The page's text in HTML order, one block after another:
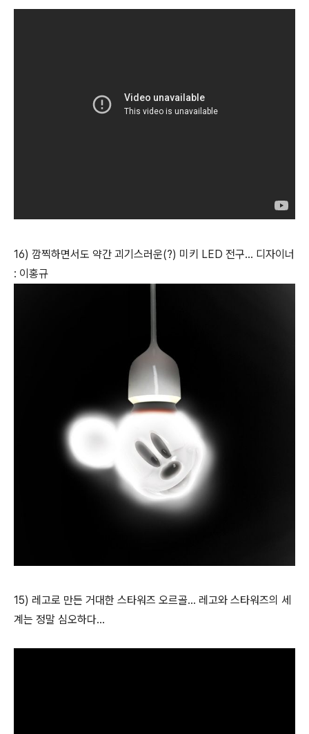
16) 깜찍하면서도 약간 괴기스러운(?) 미키 LED 전구... 디자이너
: 이홍규
15) 레고로 만든 거대한 스타워즈 오르골... 레고와 스타워즈의 세
계는 정말 심오하다...